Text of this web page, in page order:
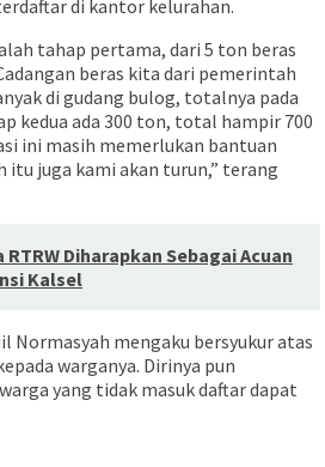
di kantor kelurahan.
tahap pertama, dari 5 ton beras
beras kita dari pemerintah
di gudang bulog, totalnya pada
kedua ada 300 ton, total hampir 700
ini masih memerlukan bantuan
itu juga kami akan turun,” terang
RTRW Diharapkan Sebagai Acuan
Kalsel
Normasyah mengaku bersyukur atas
warganya. Dirinya pun
yang tidak masuk daftar dapat